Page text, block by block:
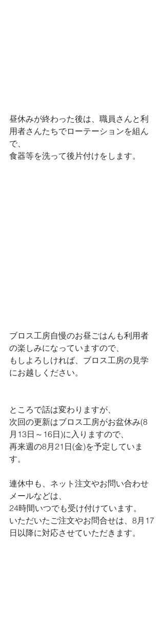
昼休みが終わった後は、職員さんと利
用者さんたちでローテーションを組ん
で、
食器等を洗って後片付けをします。
ブロス工房自慢のお昼ごはんも利用者
の楽しみになっていますので、
もしよろしければ、ブロス工房の見学
にお越しください。
ところで話は変わりますが、
次回の更新はブロス工房がお盆休み(8
月13日～16日)に入りますので、
再来週の8月21日(金)を予定していま
す。
連休中も、ネット注文やお問い合わせ
メールなどは、
24時間いつでも受け付けています。
いただいたご注文やお問合せは、8月17
日以降に対応させていただきます。